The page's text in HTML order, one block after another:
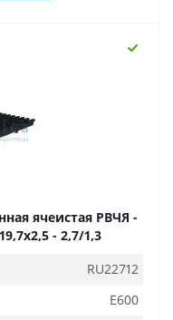
ячеистая РВЧЯ -
- 2,7/1,3
RU22712
E600